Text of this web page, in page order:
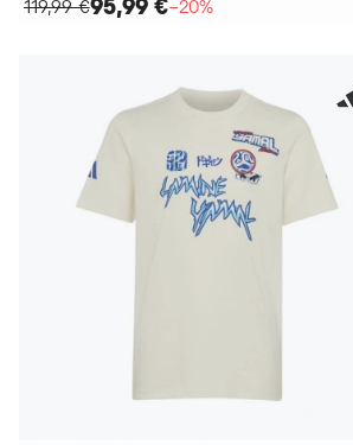
119,99 €95,99 €−20%